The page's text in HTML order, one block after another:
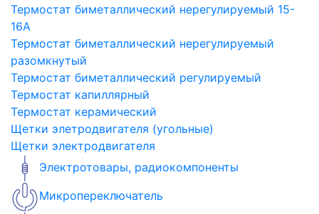
Термостат биметаллический нерегулируемый 15-
16A
Термостат биметаллический нерегулируемый
разомкнутый
Термостат биметаллический регулируемый
Термостат капиллярный
Термостат керамический
Щетки элетродвигателя (угольные)
Щетки электродвигателя
Электротовары, радиокомпоненты
Микропереключатель